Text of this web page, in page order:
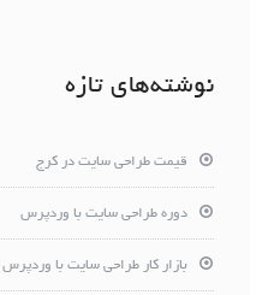
نوشته‌های تازه
قیمت طراحی سایت در کرج
دوره طراحی سایت با وردپرس
بازار کار طراحی سایت با وردپرس